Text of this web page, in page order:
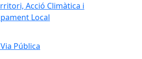
Acció Climàtica i
Local
Pública